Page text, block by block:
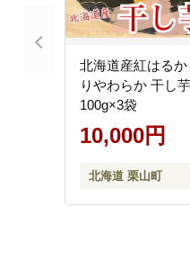
北海道産紅はるか
りやわらか 干し芋
100g×3袋
10,000円
北海道 栗山町